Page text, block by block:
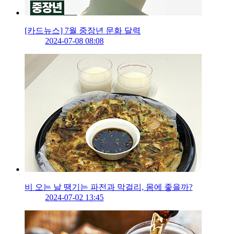
[카드뉴스] 7월 중장년 문화 달력
2024-07-08 08:08
비 오는 날 땡기는 파전과 막걸리, 몸에 좋을까?
2024-07-02 13:45